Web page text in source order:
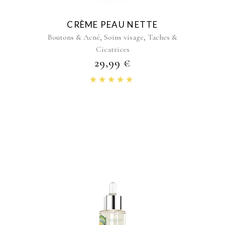
CRÈME PEAU NETTE
Boutons & Acné, Soins visage, Taches &
Cicatrices
29,99 €